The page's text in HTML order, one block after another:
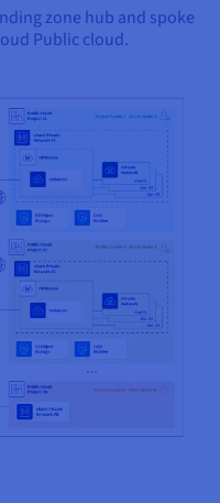
zone hub and spoke
Public cloud.